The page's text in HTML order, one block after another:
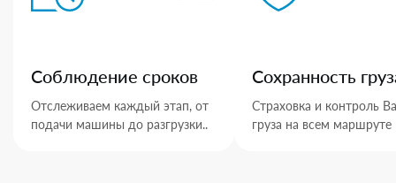
Соблюдение сроков
Отслеживаем каждый этап, от
подачи машины до разгрузки..
Сохранность
Страховка и контроль
груза на всем маршруте